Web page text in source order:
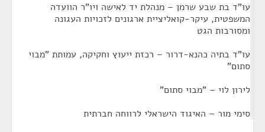
עו"ד בת שבע שרמן – מנהלת יד לאישה ויו"ר הוועדה
המשפטית, עיקר-קואליציית ארגונים לזכויות העגונה
ומסורבות הגט
עו"ד בתיה כהנא-דרור – רכזת ייעוץ וחקיקה, עמותת "מבוי
סתום"
לירון לוי – "מבוי סתום"
סימי מור – האיגוד הישראלי לרווחה חברתית